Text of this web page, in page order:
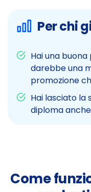
Per chi
Hai una
darebbe una
promozione
Hai lasciato la
diploma
Come